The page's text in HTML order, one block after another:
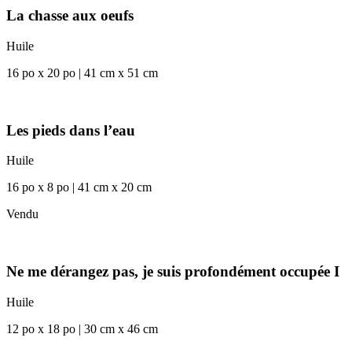
La chasse aux oeufs
Huile
16 po x 20 po | 41 cm x 51 cm
Les pieds dans l’eau
Huile
16 po x 8 po | 41 cm x 20 cm
Vendu
Ne me dérangez pas, je suis profondément occupée I
Huile
12 po x 18 po | 30 cm x 46 cm